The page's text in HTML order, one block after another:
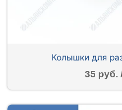
Колышки для
35 руб.